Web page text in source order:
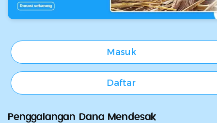
Masuk
Daftar
Penggalangan Dana Mendesak